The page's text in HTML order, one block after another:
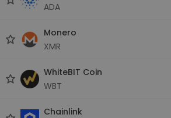
ADA
Monero
XMR
WhiteBIT Coin
WBT
Chainlink